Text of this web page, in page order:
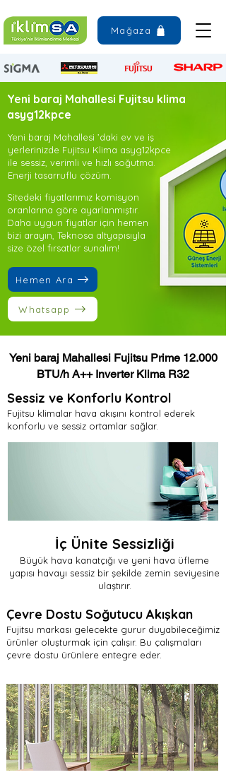
Mağaza
Yeni baraj Mahallesi Fujitsu klima
asyg12kpce
Yeni baraj Mahallesi ’daki ev ve iş
yerlerinizde Fujitsu Klima asyg12kpce
ile sessiz, verimli ve hızlı soğutma.
Enerji tasarruflu çözüm.
Sitedeki fiyatlarımız komisyon
oranlarına göre ayarlanmıştır.
Daha uygun fiyatlar için hemen
bizi arayın, Teknosa altyapısıyla
size özel fırsatlar sunalım!
Hemen Ara
Whatsapp
Yeni baraj Mahallesi Fujitsu Prime 12.000
BTU/h A++ Inverter Klima R32
Sessiz ve Konforlu Kontrol
Fujitsu klimalar hava akışını kontrol ederek
konforlu ve sessiz ortamlar sağlar.
İç Ünite Sessizliği
Büyük hava kanatçığı ve yeni hava üfleme
yapısı havayı sessiz bir şekilde zemin seviyesine
ulaştırır.
Çevre Dostu Soğutucu Akışkan
Fujitsu markası gelecekte gurur duyabileceğimiz
ürünler oluşturmak için çalışır. Bu çalışmaları
çevre dostu ürünlere entegre eder.